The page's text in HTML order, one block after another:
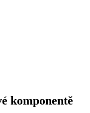
komponentě